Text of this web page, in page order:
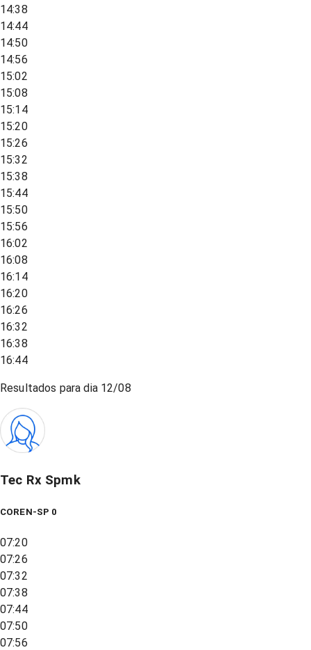
14:38
14:44
14:50
14:56
15:02
15:08
15:14
15:20
15:26
15:32
15:38
15:44
15:50
15:56
16:02
16:08
16:14
16:20
16:26
16:32
16:38
16:44
Resultados para dia 12/08
Tec Rx Spmk
COREN-SP 0
07:20
07:26
07:32
07:38
07:44
07:50
07:56